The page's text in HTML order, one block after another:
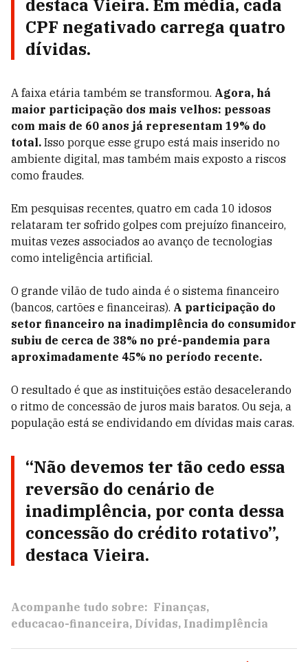
destaca Vieira. Em média, cada
CPF negativado carrega quatro
dívidas.
A faixa etária também se transformou. Agora, há
maior participação dos mais velhos: pessoas
com mais de 60 anos já representam 19% do
total. Isso porque esse grupo está mais inserido no
ambiente digital, mas também mais exposto a riscos
como fraudes.
Em pesquisas recentes, quatro em cada 10 idosos
relataram ter sofrido golpes com prejuízo financeiro,
muitas vezes associados ao avanço de tecnologias
como inteligência artificial.
O grande vilão de tudo ainda é o sistema financeiro
(bancos, cartões e financeiras). A participação do
setor financeiro na inadimplência do consumidor
subiu de cerca de 38% no pré-pandemia para
aproximadamente 45% no período recente.
O resultado é que as instituições estão desacelerando
o ritmo de concessão de juros mais baratos. Ou seja, a
população está se endividando em dívidas mais caras.
“Não devemos ter tão cedo essa
reversão do cenário de
inadimplência, por conta dessa
concessão do crédito rotativo”,
destaca Vieira.
Acompanhe tudo sobre: Finanças
educacao-financeira Dívidas Inadimplência